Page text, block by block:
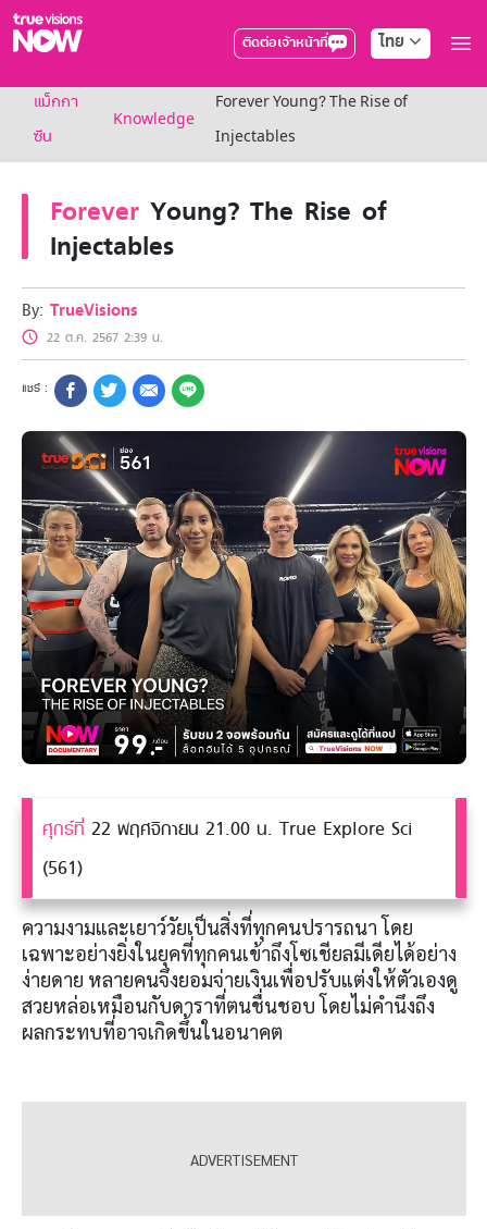
ติดต่อเจ้าหน้าที่ ไทย
True AF2026
แพ็กเกจ
NOW SPORTS
NOW Muay Thai
แพ็กเกจทรูวิชันส์นาวทั้งหมด
เคเบิลและจานดาวเทียม
สิทธิพิเศษ
สิทธิพิเศษลูกค้าทรูวิชั่นส์
Showtime
HoReCa
แพ็กเกจสำหรับผู้ประกอบการ
หาร้านร่วมรายการ
FAQs
แม็กกา
ซีน
Knowledge
Forever Young? The Rise of
Injectables
Forever Young? The Rise of
Injectables
By: TrueVisions
22 ต.ค. 2567 2:39 น.
ศุกร์ที่ 22 พฤศจิกายน 21.00 น. True Explore Sci
(561)
ความงามและเยาว์วัยเป็นสิ่งที่ทุกคนปรารถนา โดย
เฉพาะอย่างยิ่งในยุคที่ทุกคนเข้าถึงโซเชียลมีเดียได้อย่าง
ง่ายดาย หลายคนจึงยอมจ่ายเงินเพื่อปรับแต่งให้ตัวเองดู
สวยหล่อเหมือนกับดาราที่ตนชื่นชอบ โดยไม่คำนึงถึง
ผลกระทบที่อาจเกิดขึ้นในอนาคต